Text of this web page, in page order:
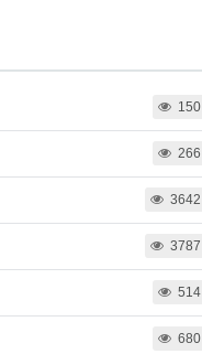
150
266
3642
3787
514
680